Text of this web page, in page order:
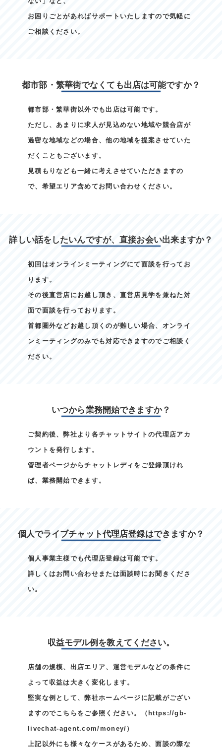
お困りごとがあればサポートいたしますので気軽に
ご相談ください。
都市部・繁華街でなくても出店は可能ですか？
都市部・繁華街以外でも出店は可能です。
ただし、あまりに求人が見込めない地域や競合店が
過密な地域などの場合、他の地域を提案させていた
だくこともございます。
見積もりなども一緒に考えさせていただきますの
で、希望エリア含めてお問い合わせください。
詳しい話をしたいんですが、直接お会い出来ますか？
初回はオンラインミーティングにて面談を行ってお
ります。
その後直営店にお越し頂き、直営店見学を兼ねた対
面で面談を行っております。
首都圏外などお越し頂くのが難しい場合、オンライ
ンミーティングのみでも対応できますのでご相談く
ださい。
いつから業務開始できますか？
ご契約後、弊社より各チャットサイトの代理店アカ
ウントを発行します。
管理者ページからチャットレディをご登録頂けれ
ば、業務開始できます。
個人でライブチャット代理店登録はできますか？
個人事業主様でも代理店登録は可能です。
詳しくはお問い合わせまたは面談時にお聞きくださ
い。
収益モデル例を教えてください。
店舗の規模、出店エリア、運営モデルなどの条件に
よって収益は大きく変化します。
堅実な例として、弊社ホームページに記載がござい
ますのでこちらをご参照ください。（ https://gb-
livechat-agent.com/money/ ）
上記以外にも様々なケースがあるため、面談の際な